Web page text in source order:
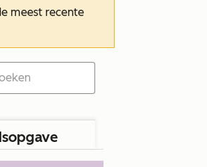
meest recente